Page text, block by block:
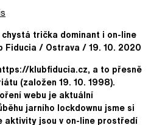
trička dominant i on-line
/ Ostrava / 19. 10. 2020
klubfiducia.cz, a to přesně
(založen 19. 10. 1998).
webu je aktuální
jarního lockdownu jsme si
aktivity jsou v on-line prostředí